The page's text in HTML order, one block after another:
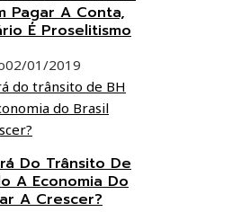
Pagar A Conta,
É Proselitismo
02/01/2019
Do Trânsito De
A Economia Do
A Crescer?